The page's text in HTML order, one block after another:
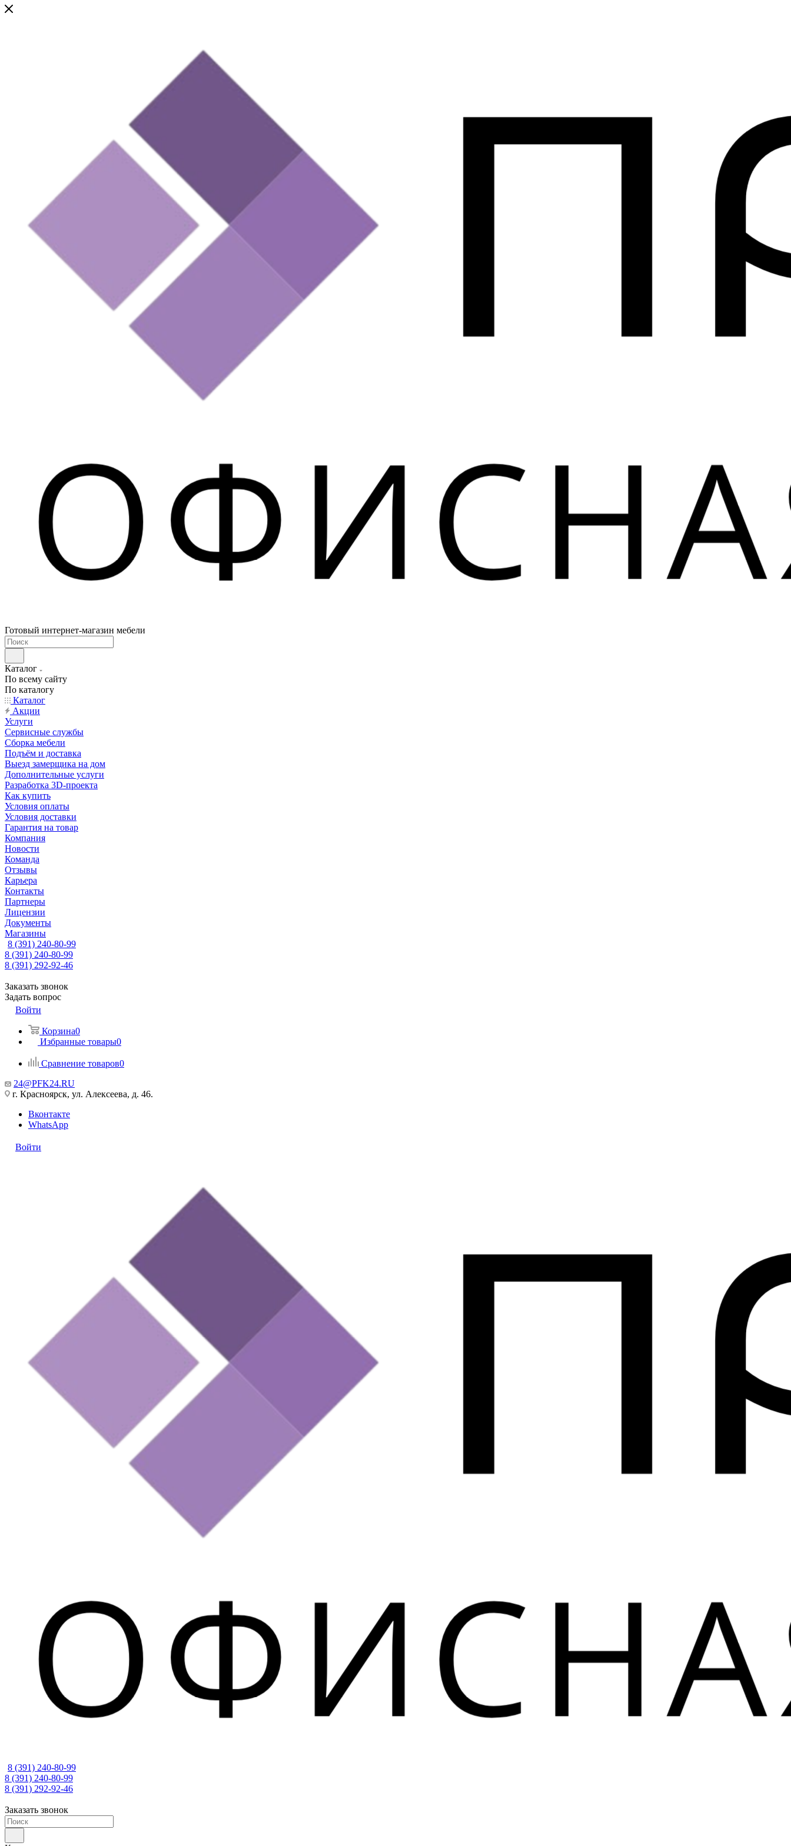
Готовый интернет-магазин мебели
Каталог
По всему сайту
По каталогу
Каталог
Акции
Услуги
Сервисные службы
Сборка мебели
Подъём и доставка
Выезд замерщика на дом
Дополнительные услуги
Разработка 3D-проекта
Как купить
Условия оплаты
Условия доставки
Гарантия на товар
Компания
Новости
Команда
Отзывы
Карьера
Контакты
Партнеры
Лицензии
Документы
Магазины
8 (391) 240-80-99
8 (391) 240-80-99
8 (391) 292-92-46
Заказать звонок
Задать вопрос
Войти
Корзина0
Избранные товары0
Сравнение товаров0
24@PFK24.RU
г. Красноярск, ул. Алексеева, д. 46.
Вконтакте
WhatsApp
Войти
8 (391) 240-80-99
8 (391) 240-80-99
8 (391) 292-92-46
Заказать звонок